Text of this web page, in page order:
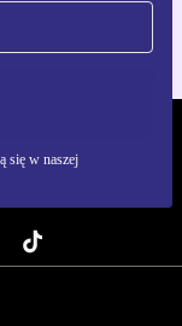
się w naszej